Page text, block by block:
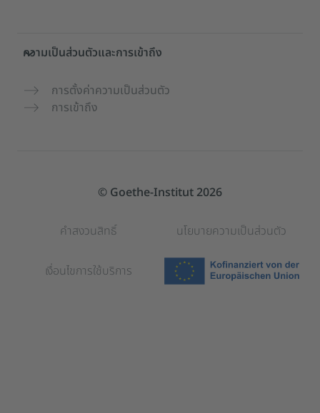
ความเป็นส่วนตัวและการเข้าถึง
การตั้งค่าความเป็นส่วนตัว
การเข้าถึง
© Goethe-Institut 2026
คำสงวนสิทธิ์ นโยบายความเป็นส่วนตัว
เงื่อนไขการใช้บริการ